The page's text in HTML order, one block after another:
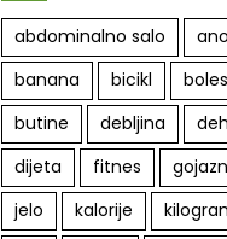
abdominalno salo
banana
bicikl
butine
debljina
dijeta
fitnes
jelo
kalorije